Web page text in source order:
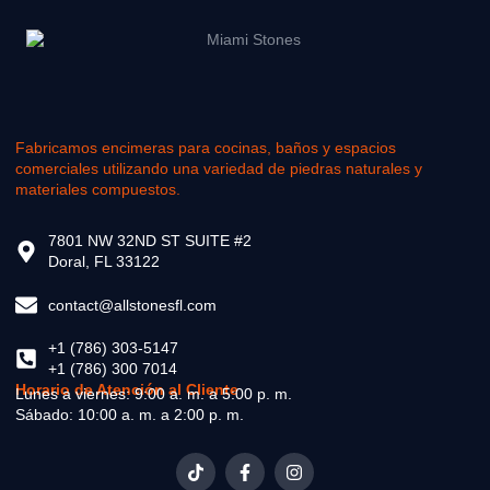
Fabricamos encimeras para cocinas, baños y espacios
comerciales utilizando una variedad de piedras naturales y
materiales compuestos.
7801 NW 32ND ST SUITE #2
Doral, FL 33122
contact@allstonesfl.com
+1 (786) 303-5147
+1 (786) 300 7014
Horario de Atención al Cliente
Lunes a viernes: 9:00 a. m. a 5:00 p. m.
Sábado: 10:00 a. m. a 2:00 p. m.
T
i
F
a
n